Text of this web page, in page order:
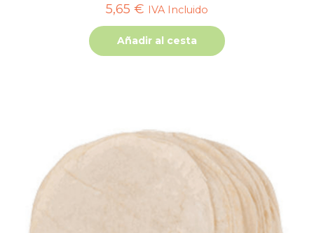
5,65 € IVA Incluido
Añadir al cesta